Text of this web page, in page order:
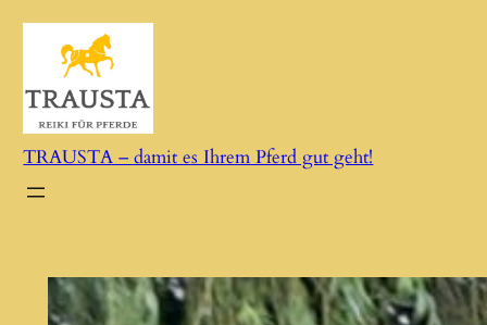
Zum
springen
TRAUSTA – damit es Ihrem Pferd gut geht!